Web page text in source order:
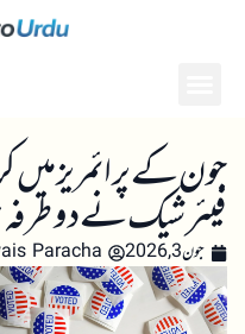
جون کے پرائمریز میں
فیئرشیک نے
جون 3, 2026 Paracha